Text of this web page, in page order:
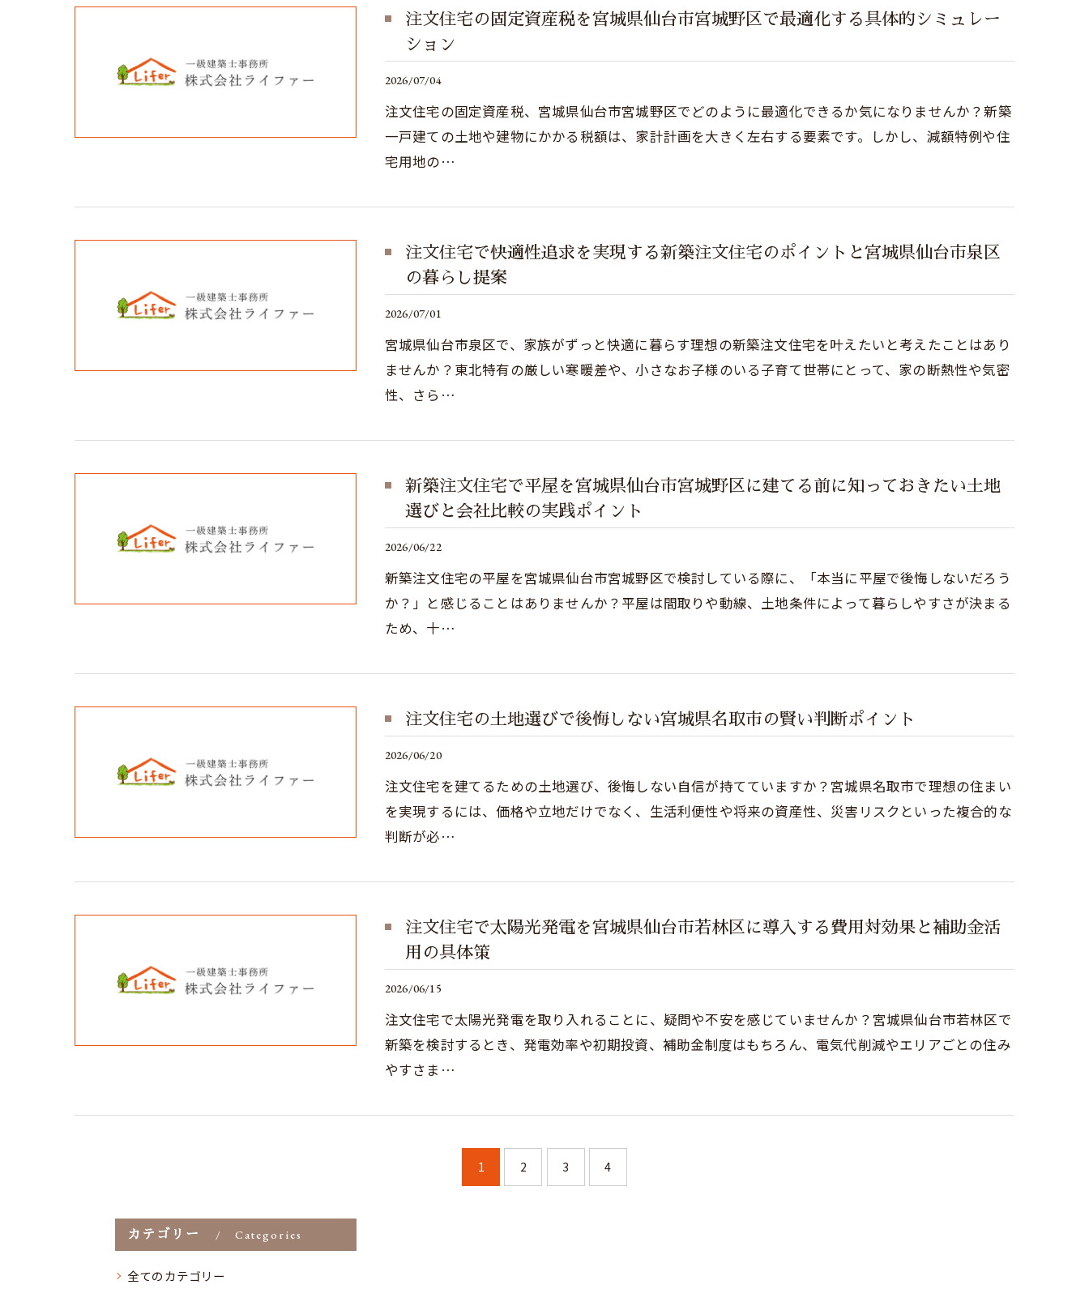
注文住宅の固定資産税を宮城県仙台市宮城野区で最適化する具体的シミュレー
ション
2026/07/04
注文住宅の固定資産税、宮城県仙台市宮城野区でどのように最適化できるか気になりませんか？新築
一戸建ての土地や建物にかかる税額は、家計計画を大きく左右する要素です。しかし、減額特例や住
宅用地の…
注文住宅で快適性追求を実現する新築注文住宅のポイントと宮城県仙台市泉区
の暮らし提案
2026/07/01
宮城県仙台市泉区で、家族がずっと快適に暮らす理想の新築注文住宅を叶えたいと考えたことはあり
ませんか？東北特有の厳しい寒暖差や、小さなお子様のいる子育て世帯にとって、家の断熱性や気密
性、さら…
新築注文住宅で平屋を宮城県仙台市宮城野区に建てる前に知っておきたい土地
選びと会社比較の実践ポイント
2026/06/22
新築注文住宅の平屋を宮城県仙台市宮城野区で検討している際に、「本当に平屋で後悔しないだろう
か？」と感じることはありませんか？平屋は間取りや動線、土地条件によって暮らしやすさが決まる
ため、十…
注文住宅の土地選びで後悔しない宮城県名取市の賢い判断ポイント
2026/06/20
注文住宅を建てるための土地選び、後悔しない自信が持てていますか？宮城県名取市で理想の住まい
を実現するには、価格や立地だけでなく、生活利便性や将来の資産性、災害リスクといった複合的な
判断が必…
注文住宅で太陽光発電を宮城県仙台市若林区に導入する費用対効果と補助金活
用の具体策
2026/06/15
注文住宅で太陽光発電を取り入れることに、疑問や不安を感じていませんか？宮城県仙台市若林区で
新築を検討するとき、発電効率や初期投資、補助金制度はもちろん、電気代削減やエリアごとの住み
やすさま…
1 2 3 4
カテゴリー Categories
全てのカテゴリー